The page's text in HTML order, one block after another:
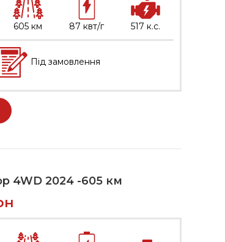
605 км 87 квт/г 517 к.с.
Під замовлення
4WD 2024 -605 км